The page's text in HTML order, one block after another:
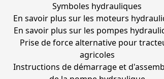
Symboles hydrauliques
En savoir plus sur les moteurs
En savoir plus sur les pompes
Prise de force alternative pour
agricoles
Instructions de démarrage et